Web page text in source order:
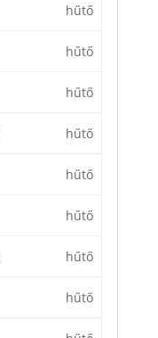
hűtő
hűtő
hűtő
hűtő
hűtő
hűtő
hűtő
hűtő